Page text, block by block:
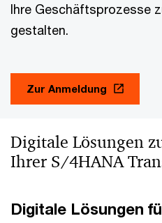
Ihre Geschäftsprozesse
gestalten.
Zur Anmeldung
Digitale Lösungen
Ihrer S/4HANA
Digitale Lösungen